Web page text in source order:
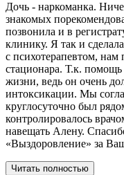
Дочь - наркоманка.
знакомых
позвонила и в
клинику. Я так и
с психотерапевтом, нам
стационара. Т.к.
жизни, ведь он очень
интоксикации. Мы
круглосуточно был
контролировалось
навещать Алену.
«Выздоровление» за
Читать полностью